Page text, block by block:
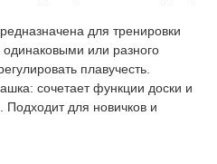
для тренировки
одинаковыми или разного
плавучесть.
сочетает функции доски и
Подходит для новичков и